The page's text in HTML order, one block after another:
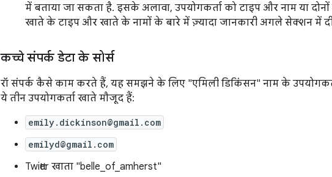
में बताया जा सकता है. इसके अलावा, उपयोगकर्ता को टाइप और नाम या
खाते के टाइप और खाते के नामों के बारे में ज़्यादा जानकारी अगले सेक्शन में
कच्चे संपर्क डेटा के सोर्स
रॉ संपर्क कैसे काम करते हैं, यह समझने के लिए "एमिली डिकिंसन" नाम के
ये तीन उपयोगकर्ता खाते मौजूद हैं:
emily.dickinson@gmail.com
emilyd@gmail.com
Twitter खाता "belle_of_amherst"